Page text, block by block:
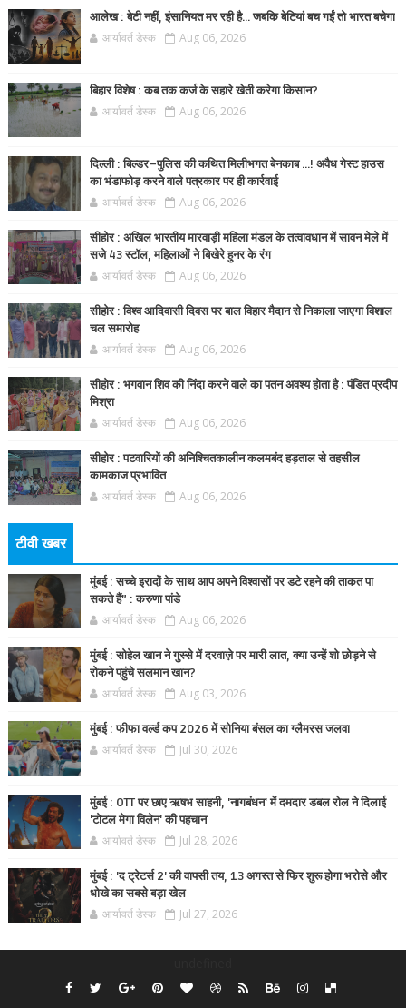
आलेख : बेटी नहीं, इंसानियत मर रही है… जबकि बेटियां बच गईं तो भारत बचेगा
आर्यावर्त डेस्क Aug 06, 2026
बिहार विशेष : कब तक कर्ज के सहारे खेती करेगा किसान?
आर्यावर्त डेस्क Aug 06, 2026
दिल्ली : बिल्डर–पुलिस की कथित मिलीभगत बेनकाब ...! अवैध गेस्ट हाउस
का भंडाफोड़ करने वाले पत्रकार पर ही कार्रवाई
आर्यावर्त डेस्क Aug 06, 2026
सीहोर : अखिल भारतीय मारवाड़ी महिला मंडल के तत्वावधान में सावन मेले में
सजे 43 स्टॉल, महिलाओं ने बिखेरे हुनर के रंग
आर्यावर्त डेस्क Aug 06, 2026
सीहोर : विश्व आदिवासी दिवस पर बाल विहार मैदान से निकाला जाएगा विशाल
चल समारोह
आर्यावर्त डेस्क Aug 06, 2026
सीहोर : भगवान शिव की निंदा करने वाले का पतन अवश्य होता है : पंडित प्रदीप
मिश्रा
आर्यावर्त डेस्क Aug 06, 2026
सीहोर : पटवारियों की अनिश्चितकालीन कलमबंद हड़ताल से तहसील
कामकाज प्रभावित
आर्यावर्त डेस्क Aug 06, 2026
टीवी खबर
मुंबई : सच्चे इरादों के साथ आप अपने विश्वासों पर डटे रहने की ताकत पा
सकते हैं” : करुणा पांडे
आर्यावर्त डेस्क Aug 06, 2026
मुंबई : सोहेल खान ने गुस्से में दरवाज़े पर मारी लात, क्या उन्हें शो छोड़ने से
रोकने पहुंचे सलमान खान?
आर्यावर्त डेस्क Aug 03, 2026
मुंबई : फीफा वर्ल्ड कप 2026 में सोनिया बंसल का ग्लैमरस जलवा
आर्यावर्त डेस्क Jul 30, 2026
मुंबई : OTT पर छाए ऋषभ साहनी, 'नागबंधन' में दमदार डबल रोल ने दिलाई
'टोटल मेगा विलेन' की पहचान
आर्यावर्त डेस्क Jul 28, 2026
मुंबई : 'द ट्रेटर्स 2' की वापसी तय, 13 अगस्त से फिर शुरू होगा भरोसे और
धोखे का सबसे बड़ा खेल
आर्यावर्त डेस्क Jul 27, 2026